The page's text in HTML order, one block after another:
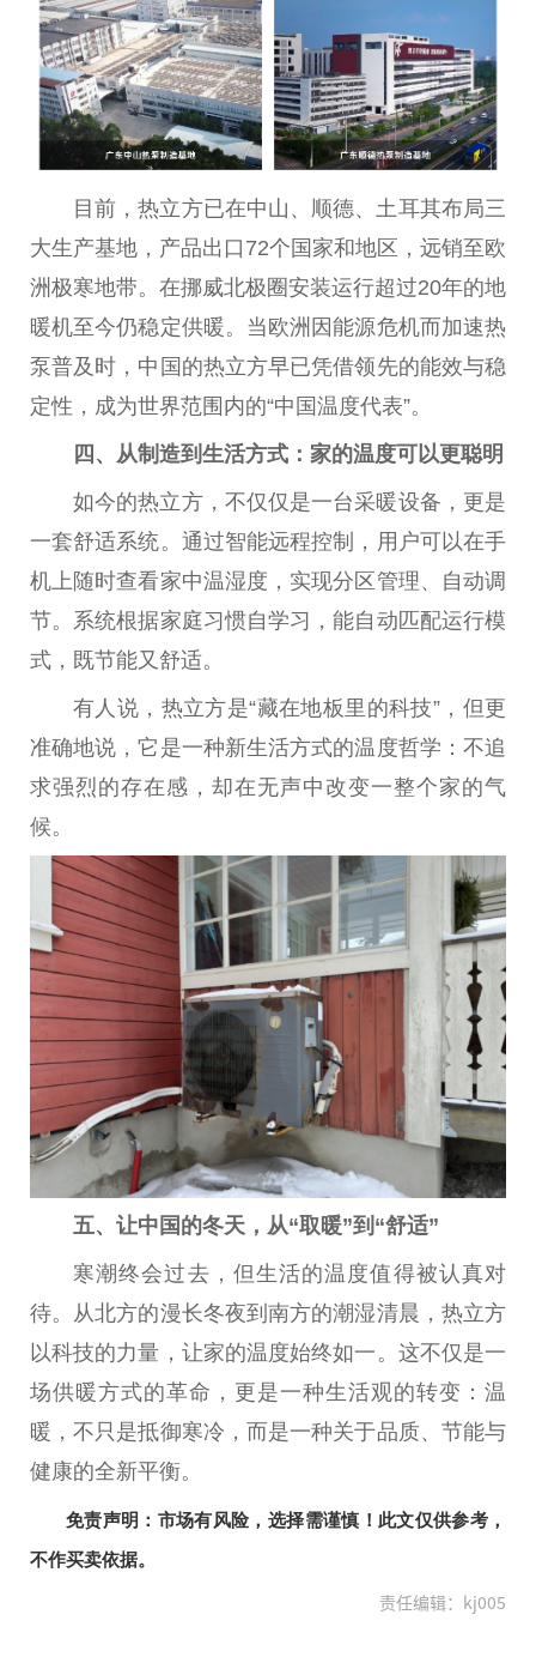
目前，热立方已在中山、顺德、土耳其布局三
大生产基地，产品出口72个国家和地区，远销至欧
洲极寒地带。在挪威北极圈安装运行超过20年的地
暖机至今仍稳定供暖。当欧洲因能源危机而加速热
泵普及时， 中国 的热立方早已凭借领先的能效与稳
定性 ，成为世界范围内的“中国温度代表”。
四、从制造到生活方式：家的温度可以更聪明
如今的热立方，不仅仅是一台采暖设备，更是
一套舒适系统。通过智能远程控制，用户可以在手
机上随时查看家中温湿度，实现分区管理、自动调
节。系统根据家庭习惯自学习 ，能自动匹配运行模
式，既节能又舒适。
有人说，热立方是“藏在地板里的科技”，但更
准确地说，它是一种新生活方式的温度哲学：不追
求强烈的存在感，却在无声中改变一整个家的气
候。
五、让中国 的冬天，从“取暖”到“舒适”
寒潮终会过去，但生活的温度值得被认真对
待。从北方的漫长冬夜到南方的潮湿清晨，热立方
以科技的力量，让家的温度始终如一。这不仅是一
场供暖方式的革命，更是一种生活观的转变：温
暖，不只是抵御寒冷，而是一种关于品质、节能与
健康的全新平衡。
免责声明：市场有风险，选择需谨慎！此文仅供参考，
不作买卖依据。
责任编辑：kj005